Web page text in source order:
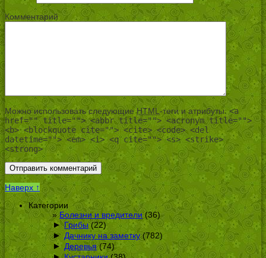
Комментарий
Можно использовать следующиеHTML -теги и атрибуты:<a
href="" title=""> <abbr title=""> <acronym title="">
<b> <blockquote cite=""> <cite> <code> <del
datetime=""> <em> <i> <q cite=""> <s> <strike>
<strong>
Наверх ↑
Категории
Болезни и вредители(36)
► Грибы(22)
► Дачнику на заметку(782)
► Деревья(74)